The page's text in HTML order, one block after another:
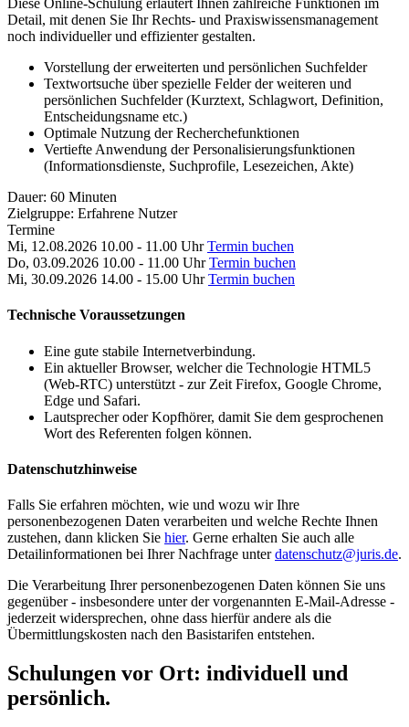
Diese Online-Schulung erläutert Ihnen zahlreiche Funktionen im
Detail, mit denen Sie Ihr Rechts- und Praxiswissensmanagement
noch individueller und effizienter gestalten.
Vorstellung der erweiterten und persönlichen Suchfelder
Textwortsuche über spezielle Felder der weiteren und
persönlichen Suchfelder (Kurztext, Schlagwort, Definition,
Entscheidungsname etc.)
Optimale Nutzung der Recherchefunktionen
Vertiefte Anwendung der Personalisierungsfunktionen
(Informationsdienste, Suchprofile, Lesezeichen, Akte)
Dauer: 60 Minuten
Zielgruppe: Erfahrene Nutzer
Termine
Mi, 12.08.2026 10.00 - 11.00 Uhr Termin buchen
Do, 03.09.2026 10.00 - 11.00 Uhr Termin buchen
Mi, 30.09.2026 14.00 - 15.00 Uhr Termin buchen
Technische Voraussetzungen
Eine gute stabile Internetverbindung.
Ein aktueller Browser, welcher die Technologie HTML5
(Web-RTC) unterstützt - zur Zeit Firefox, Google Chrome,
Edge und Safari.
Lautsprecher oder Kopfhörer, damit Sie dem gesprochenen
Wort des Referenten folgen können.
Datenschutzhinweise
Falls Sie erfahren möchten, wie und wozu wir Ihre
personenbezogenen Daten verarbeiten und welche Rechte Ihnen
zustehen, dann klicken Sie hier. Gerne erhalten Sie auch alle
Detailinformationen bei Ihrer Nachfrage unterdatenschutz@juris.de.
Die Verarbeitung Ihrer personenbezogenen Daten können Sie uns
gegenüber - insbesondere unter der vorgenannten E-Mail-Adresse -
jederzeit widersprechen, ohne dass hierfür andere als die
Übermittlungskosten nach den Basistarifen entstehen.
Schulungen vor Ort: individuell und
persönlich.